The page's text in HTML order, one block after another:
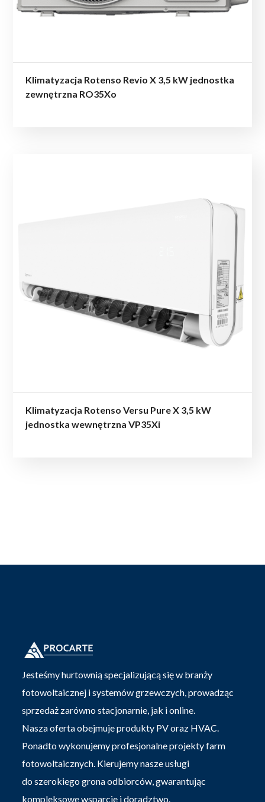
Klimatyzacja Rotenso Revio X 3,5 kW jednostka
zewnętrzna RO35Xo
Klimatyzacja Rotenso Versu Pure X 3,5 kW
jednostka wewnętrzna VP35Xi
Jesteśmy hurtownią specjalizującą się w branży
fotowoltaicznej i systemów grzewczych, prowadząc
sprzedaż zarówno stacjonarnie, jak i online.
Nasza oferta obejmuje produkty PV oraz HVAC.
Ponadto wykonujemy profesjonalne projekty farm
fotowoltaicznych. Kierujemy nasze usługi
do szerokiego grona odbiorców, gwarantując
kompleksowe wsparcie i doradztwo.